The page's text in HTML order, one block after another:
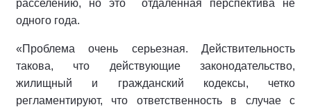
расселению, но это отдаленная перспектива не
одного года.
«Проблема очень серьезная. Действительность
такова, что действующие законодательство,
жилищный и гражданский кодексы, четко
регламентируют, что ответственность в случае с